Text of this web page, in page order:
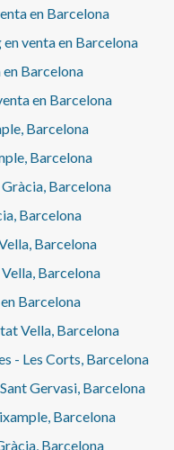
en los últimos 5
de gran
en Barcelona
venta en Barcelona
Barcelona
en Barcelona
Barcelona
Barcelona
Barcelona
Barcelona
Barcelona
Barcelona
Barcelona
Vella, Barcelona
- Les Corts, Barcelona
Gervasi, Barcelona
Barcelona
Barcelona